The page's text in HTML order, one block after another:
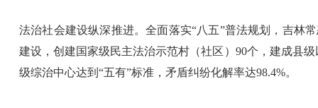
法治社会建设纵深推进。全面落实“八五”普法规划，吉林
建设，创建国家级民主法治示范村（社区）90个，建成县
级综治中心达到“五有”标准，矛盾纠纷化解率达98.4%。